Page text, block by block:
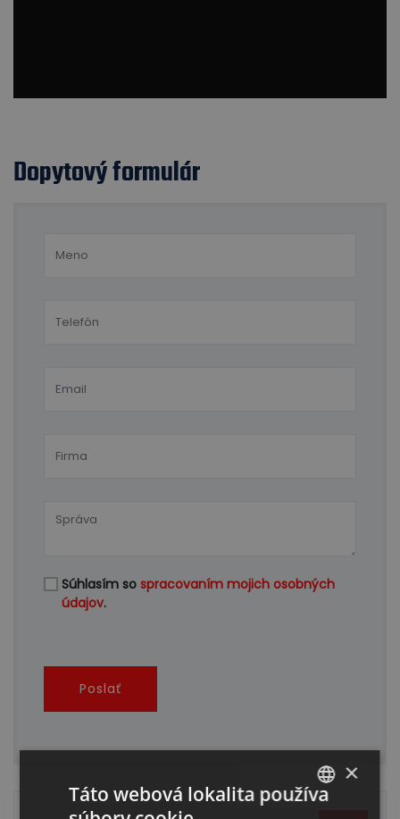
Pre zobrazenie videa povoľte cookies (marketing).
Dopytový formulár
Súhlasím so spracovaním mojich osobných
údajov.
Poslať
×
Táto webová lokalita používa